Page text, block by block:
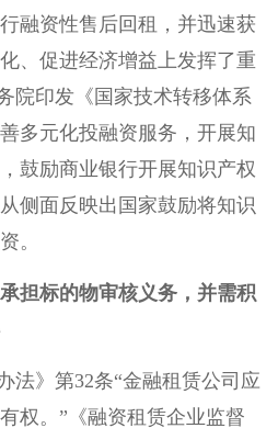
融资性售后回租，并迅速获
、促进经济增益上发挥了重
院印发《国家技术转移体系
多元化投融资服务，开展知
鼓励商业银行开展知识产权
侧面反映出国家鼓励将知识
。
标的物审核义务，并需积
》第32条“金融租赁公司应
权。”《融资租赁企业监督